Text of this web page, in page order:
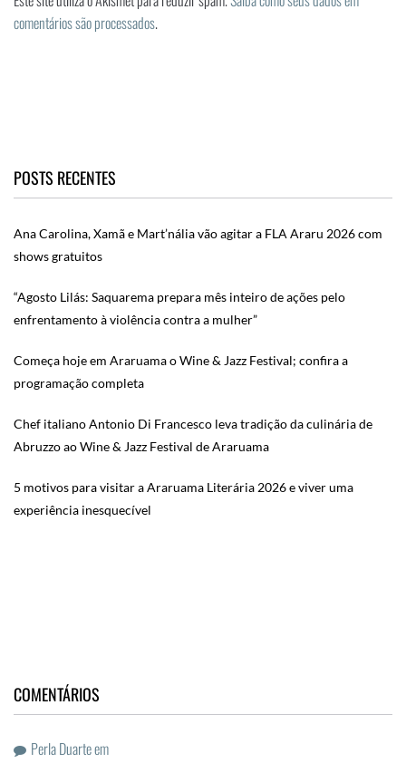
comentários são processados.
POSTS RECENTES
Ana Carolina, Xamã e Mart’nália vão agitar a FLA Araru 2026 com
shows gratuitos
“Agosto Lilás: Saquarema prepara mês inteiro de ações pelo
enfrentamento à violência contra a mulher”
Começa hoje em Araruama o Wine & Jazz Festival; confira a
programação completa
Chef italiano Antonio Di Francesco leva tradição da culinária de
Abruzzo ao Wine & Jazz Festival de Araruama
5 motivos para visitar a Araruama Literária 2026 e viver uma
experiência inesquecível
COMENTÁRIOS
Perla Duarteem